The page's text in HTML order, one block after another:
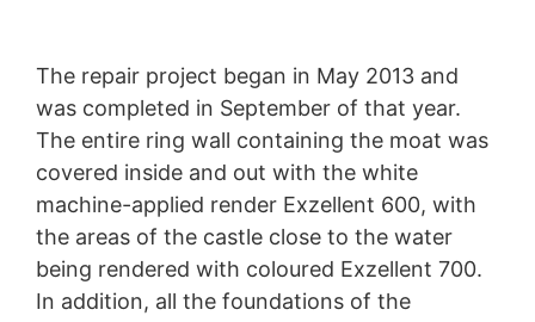
The repair project began in May 2013 and
was completed in September of that year.
The entire ring wall containing the moat was
covered inside and out with the white
machine-applied render Exzellent 600, with
the areas of the castle close to the water
being rendered with coloured Exzellent 700.
In addition, all the foundations of the